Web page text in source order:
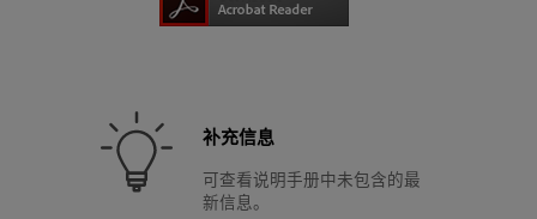
补充信息
可查看说明手册中未包含的最
新信息。